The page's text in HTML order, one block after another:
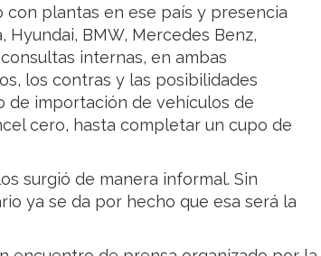
plantas en ese país y presencia
Hyundai, BMW, Mercedes Benz,
internas, en ambas
los contras y las posibilidades
de importación de vehículos de
cero, hasta completar un cupo de
surgió de manera informal. Sin
ya se da por hecho que esa será la